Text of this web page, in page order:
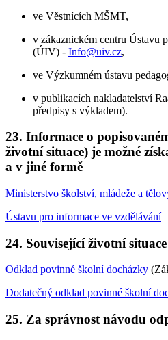
ve Věstnících MŠMT,
v zákaznickém centru Ústavu
(ÚIV) - Info@uiv.cz,
ve Výzkumném ústavu
v publikacích nakladatelství
předpisy s výkladem).
23. Informace o
životní situace) je možné
a v jiné formě
Ministerstvo školství, mládeže a
Ústavu pro informace ve vzdělávání
24. Související životní
Odklad povinné školní docházky
Dodatečný odklad povinné školní
25. Za správnost návodu